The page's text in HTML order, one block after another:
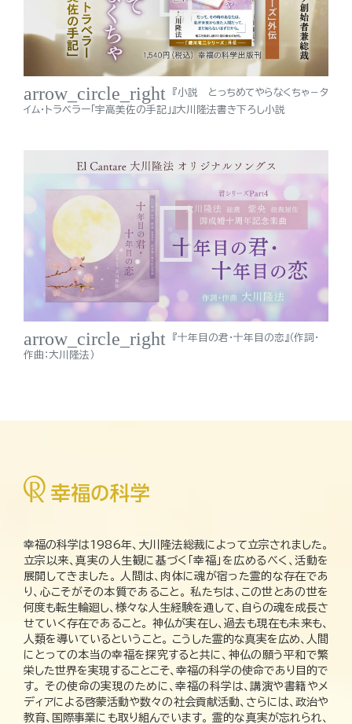
arrow_circle_right
『小説 とっちめてやらなくちゃ－タ
イム・トラベラー「宇高美佐の手記」』大川隆法書き下ろし小説
arrow_circle_right
『十年目の君・十年目の恋』（作詞・
作曲：大川隆法）
幸福の科学は1986年、大川隆法総裁によって立宗されました。
立宗以来、真実の人生観に基づく「幸福」を広めるべく、活動を
展開してきました。 人間は、肉体に魂が宿った霊的な存在であ
り、心こそがその本質であること。 私たちは、この世とあの世を
何度も転生輪廻し、様々な人生経験を通して、自らの魂を成長さ
せていく存在であること。 神仏が実在し、過去も現在も未来も、
人類を導いているということ。 こうした霊的な真実を広め、人間
にとっての本当の幸福を探究すると共に、神仏の願う平和で繁
栄した世界を実現することこそ、幸福の科学の使命であり目的で
す。 その使命の実現のために、幸福の科学は、講演や書籍やメ
ディアによる啓蒙活動や数々の社会貢献活動、さらには、政治や
教育、国際事業にも取り組んでいます。 霊的な真実が忘れられ、